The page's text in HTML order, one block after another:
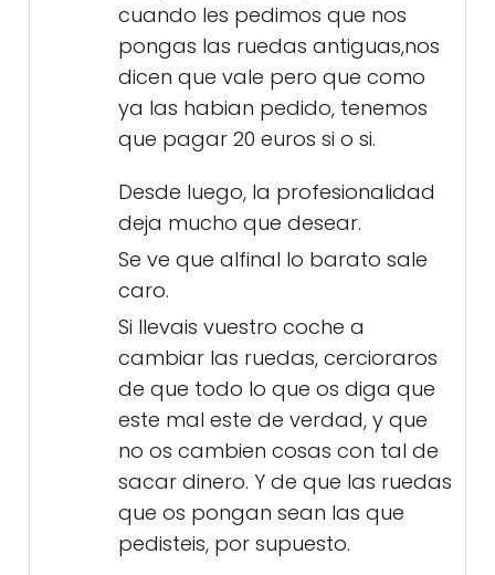
cuando les pedimos que nos
pongas las ruedas antiguas,nos
dicen que vale pero que como
ya las habian pedido, tenemos
que pagar 20 euros si o si.
Desde luego, la profesionalidad
deja mucho que desear.
Se ve que alfinal lo barato sale
caro.
Si llevais vuestro coche a
cambiar las ruedas, cercioraros
de que todo lo que os diga que
este mal este de verdad, y que
no os cambien cosas con tal de
sacar dinero. Y de que las ruedas
que os pongan sean las que
pedisteis, por supuesto.